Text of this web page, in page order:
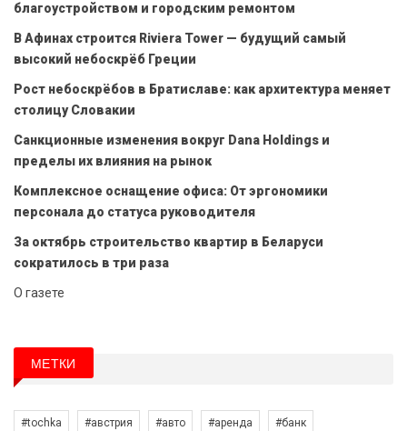
благоустройством и городским ремонтом
В Афинах строится Riviera Tower — будущий самый
высокий небоскрёб Греции
Рост небоскрёбов в Братиславе: как архитектура меняет
столицу Словакии
Санкционные изменения вокруг Dana Holdings и
пределы их влияния на рынок
Комплексное оснащение офиса: От эргономики
персонала до статуса руководителя
За октябрь строительство квартир в Беларуси
сократилось в три раза
О газете
МЕТКИ
#tochka #австрия #авто #аренда #банк